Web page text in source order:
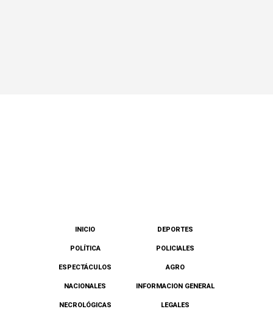
INICIO DEPORTES
POLÍTICA POLICIALES
ESPECTÁCULOS AGRO
NACIONALES INFORMACION GENERAL
NECROLÓGICAS LEGALES